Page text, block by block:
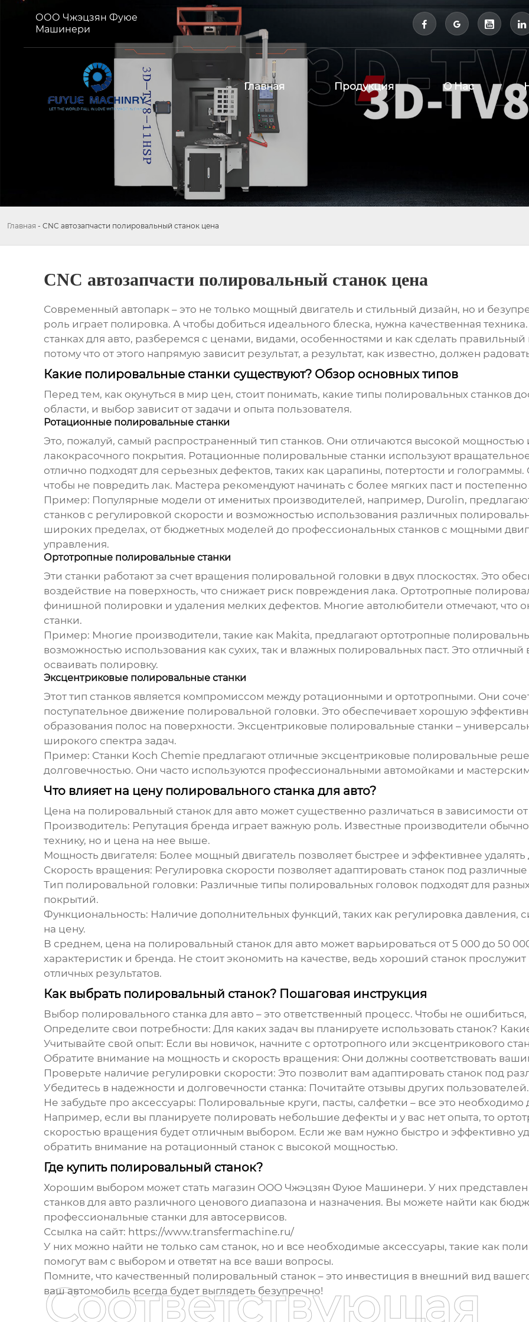
ООО Чжэцзян Фуюе
Машинери
  
Главная Продукция О Нас
Главная - CNC автозапчасти полировальный станок цена
CNC автозапчасти полировальный станок цена
Современный автопарк – это не только мощный двигатель и стильный дизайн, но и
роль играет полировка. А чтобы добиться идеального блеска, нужна качественная
станках для авто, разберемся с ценами, видами, особенностями и как сделать
потому что от этого напрямую зависит результат, а результат, как известно, должен
Какие полировальные станки существуют? Обзор основных типов
Перед тем, как окунуться в мир цен, стоит понимать, какие типы полировальных станков
области, и выбор зависит от задачи и опыта пользователя.
Ротационные полировальные станки
Это, пожалуй, самый распространенный тип станков. Они отличаются высокой мощностью
лакокрасочного покрытия. Ротационные полировальные станки используют
отлично подходят для серьезных дефектов, таких как царапины, потертости и
чтобы не повредить лак. Мастера рекомендуют начинать с более мягких паст и
Пример: Популярные модели от именитых производителей, например, Durolin,
станков с регулировкой скорости и возможностью использования различных
широких пределах, от бюджетных моделей до профессиональных станков с мощными
управления.
Ортотропные полировальные станки
Эти станки работают за счет вращения полировальной головки в двух плоскостях. Это
воздействие на поверхность, что снижает риск повреждения лака. Ортотропные
финишной полировки и удаления мелких дефектов. Многие автолюбители отмечают, что
станки.
Пример: Многие производители, такие как Makita, предлагают ортотропные
возможностью использования как сухих, так и влажных полировальных паст. Это отличный
осваивать полировку.
Эксцентриковые полировальные станки
Этот тип станков является компромиссом между ротационными и ортотропными. Они
поступательное движение полировальной головки. Это обеспечивает хорошую
образования полос на поверхности. Эксцентриковые полировальные станки –
широкого спектра задач.
Пример: Станки Koch Chemie предлагают отличные эксцентриковые полировальные
долговечностью. Они часто используются профессиональными автомойками и
Что влияет на цену полировального станка для авто?
Цена на полировальный станок для авто может существенно различаться в зависимости
Производитель: Репутация бренда играет важную роль. Известные производители
технику, но и цена на нее выше.
Мощность двигателя: Более мощный двигатель позволяет быстрее и эффективнее
Скорость вращения: Регулировка скорости позволяет адаптировать станок под
Тип полировальной головки: Различные типы полировальных головок подходят для
покрытий.
Функциональность: Наличие дополнительных функций, таких как регулировка давления,
на цену.
В среднем, цена на полировальный станок для авто может варьироваться от 5 000 до 50
характеристик и бренда. Не стоит экономить на качестве, ведь хороший станок
отличных результатов.
Как выбрать полировальный станок? Пошаговая инструкция
Выбор полировального станка для авто – это ответственный процесс. Чтобы не
Определите свои потребности: Для каких задач вы планируете использовать станок?
Учитывайте свой опыт: Если вы новичок, начните с ортотропного или эксцентрикового
Обратите внимание на мощность и скорость вращения: Они должны соответствовать
Проверьте наличие регулировки скорости: Это позволит вам адаптировать станок под
Убедитесь в надежности и долговечности станка: Почитайте отзывы других пользователей.
Не забудьте про аксессуары: Полировальные круги, пасты, салфетки – все это
Например, если вы планируете полировать небольшие дефекты и у вас нет опыта, то
скоростью вращения будет отличным выбором. Если же вам нужно быстро и эффективно
обратить внимание на ротационный станок с высокой мощностью.
Где купить полировальный станок?
Хорошим выбором может стать магазин ООО Чжэцзян Фуюе Машинери. У них
станков для авто различного ценового диапазона и назначения. Вы можете найти как
профессиональные станки для автосервисов.
Ссылка на сайт: https://www.transfermachine.ru/
У них можно найти не только сам станок, но и все необходимые аксессуары, такие как
помогут вам с выбором и ответят на все ваши вопросы.
Помните, что качественный полировальный станок – это инвестиция в внешний вид
ваш автомобиль всегда будет выглядеть безупречно!
Соответствующая